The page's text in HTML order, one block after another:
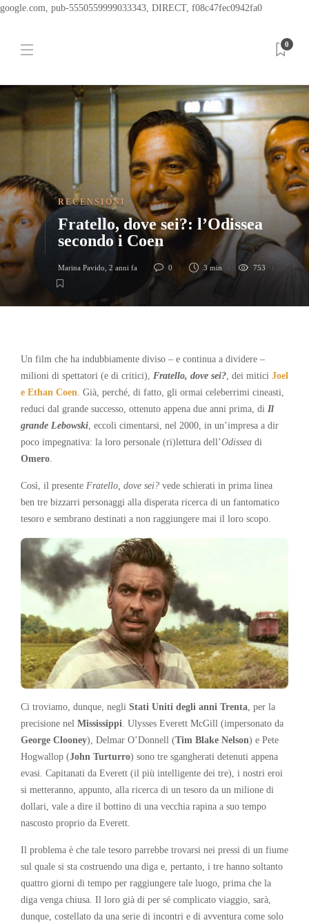
google.com, pub-5550559999033343, DIRECT, f08c47fec0942fa0
0
RECENSIONI
Fratello, dove sei?: l’Odissea
secondo i Coen
Marina Pavido 2 anni fa 0 3 min 753
Un film che ha indubbiamente diviso – e continua a dividere –
milioni di spettatori (e di critici), Fratello, dove sei?, dei mitici Joel
e Ethan Coen. Già, perché, di fatto, gli ormai celeberrimi cineasti,
reduci dal grande successo, ottenuto appena due anni prima, di Il
grande Lebowski, eccoli cimentarsi, nel 2000, in un’impresa a dir
poco impegnativa: la loro personale (ri)lettura dell’Odissea di
Omero.
Così, il presente Fratello, dove sei? vede schierati in prima linea
ben tre bizzarri personaggi alla disperata ricerca di un fantomatico
tesoro e sembrano destinati a non raggiungere mai il loro scopo.
Ci troviamo, dunque, negli Stati Uniti degli anni Trenta, per la
precisione nel Mississippi. Ulysses Everett McGill (impersonato da
George Clooney), Delmar O’Donnell (Tim Blake Nelson) e Pete
Hogwallop (John Turturro) sono tre sgangherati detenuti appena
evasi. Capitanati da Everett (il più intelligente dei tre), i nostri eroi
si metteranno, appunto, alla ricerca di un tesoro da un milione di
dollari, vale a dire il bottino di una vecchia rapina a suo tempo
nascosto proprio da Everett.
Il problema è che tale tesoro parrebbe trovarsi nei pressi di un fiume
sul quale si sta costruendo una diga e, pertanto, i tre hanno soltanto
quattro giorni di tempo per raggiungere tale luogo, prima che la
diga venga chiusa. Il loro già di per sé complicato viaggio, sarà,
dunque, costellato da una serie di incontri e di avventura come solo